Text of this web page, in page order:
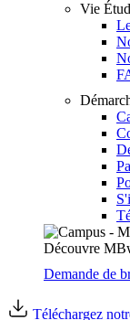
Vie
Découvre
Demande de
Téléchargez